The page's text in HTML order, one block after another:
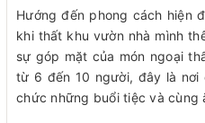
Hướng đến phong cách hiện
khi thất khu vườn nhà mình
sự góp mặt của món ngoại
từ 6 đến 10 người, đây là nơi
chức những buổi tiệc và cùng